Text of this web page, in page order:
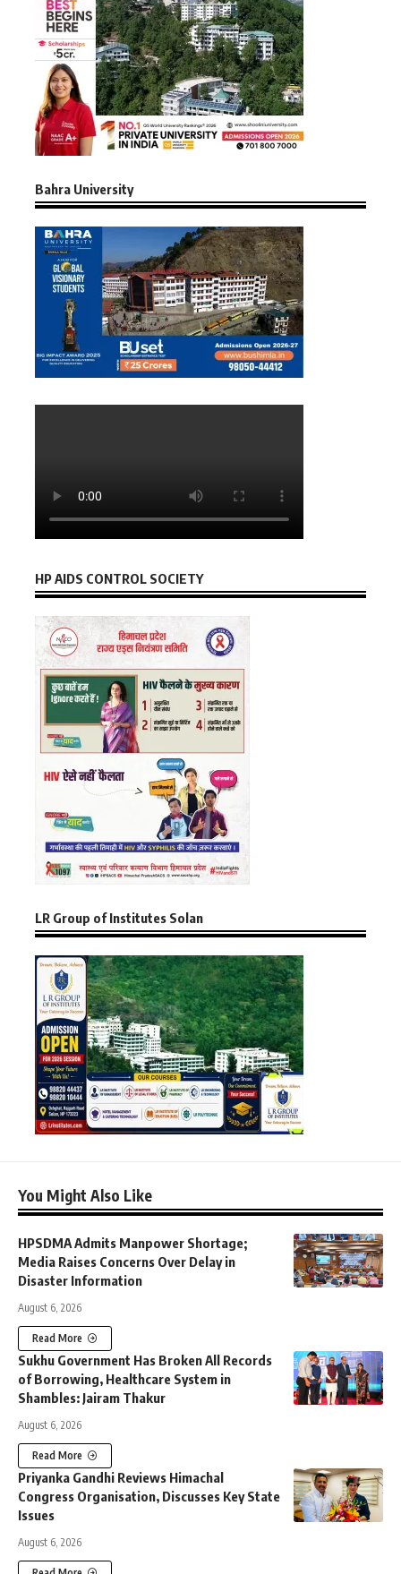
Bahra University
HP AIDS CONTROL SOCIETY
LR Group of Institutes Solan
You Might Also Like
HPSDMA Admits Manpower Shortage;
Media Raises Concerns Over Delay in
Disaster Information
August 6, 2026
Read More
Sukhu Government Has Broken All Records
of Borrowing, Healthcare System in
Shambles: Jairam Thakur
August 6, 2026
Read More
Priyanka Gandhi Reviews Himachal
Congress Organisation, Discusses Key State
Issues
August 6, 2026